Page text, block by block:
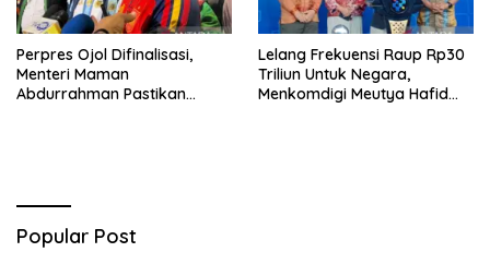
Perpres Ojol Difinalisasi,
Menteri Maman
Abdurrahman Pastikan
Lelang Frekuensi Raup Rp30
Triliun Untuk Negara,
Menkomdigi Meutya Hafid
Popular Post